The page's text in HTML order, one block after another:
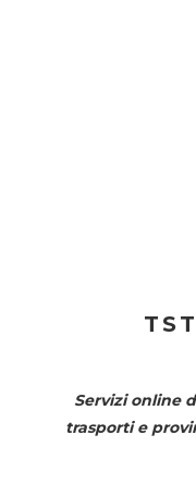
Servizi online
trasporti e